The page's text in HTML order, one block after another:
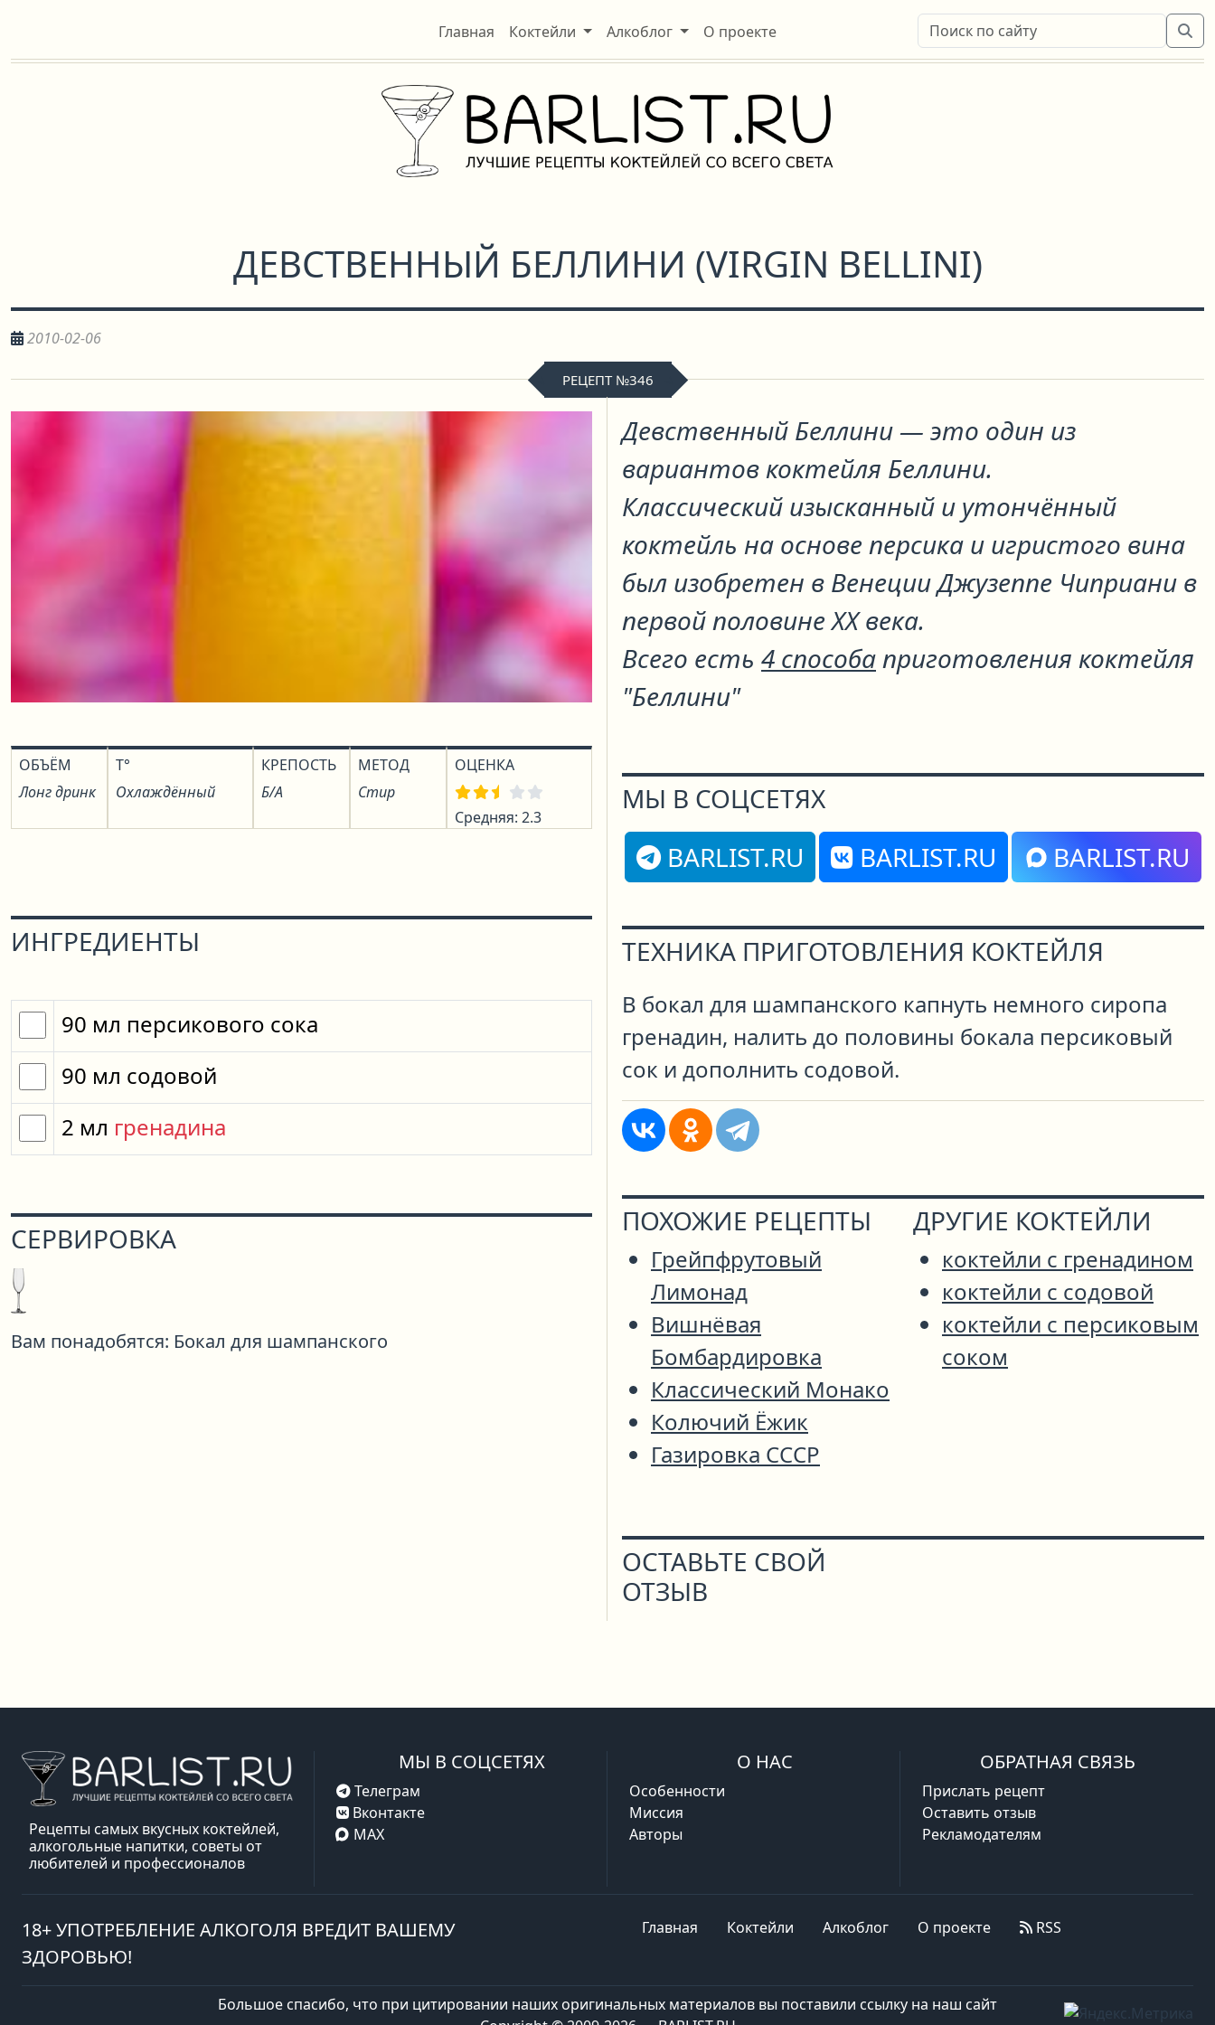
Главная Коктейли Алкоблог О проекте
ДЕВСТВЕННЫЙ БЕЛЛИНИ (VIRGIN BELLINI)
2010-02-06
РЕЦЕПТ №346
ОБЪЁМ
Лонг дринк
T°
Охлаждённый
КРЕПОСТЬ
Б/А
МЕТОД
Стир
ОЦЕНКА
Средняя: 2.3
ИНГРЕДИЕНТЫ
90 мл персикового сока
90 мл содовой
2 мл гренадина
СЕРВИРОВКА
Вам понадобятся: Бокал для шампанского
Девственный Беллини— это один из
вариантов коктейля Беллини.
Классический изысканный и утончённый
коктейль на основе персика и игристого вина
был изобретен в Венеции Джузеппе Чиприани в
первой половине XX века.
Всего есть 4 способаприготовления коктейля
"Беллини"
МЫ В СОЦСЕТЯХ
BARLIST.RU
BARLIST.RU BARLIST.RU
ТЕХНИКА ПРИГОТОВЛЕНИЯ КОКТЕЙЛЯ
В бокал для шампанского капнуть немного сиропа
гренадин, налить до половины бокала персиковый
сок и дополнить содовой.
ПОХОЖИЕ РЕЦЕПТЫ
Грейпфрутовый
Лимонад
Вишнёвая
Бомбардировка
Классический Монако
Колючий Ёжик
Газировка СССР
ДРУГИЕ КОКТЕЙЛИ
коктейли с гренадином
коктейли с содовой
коктейли с персиковым
соком
ОСТАВЬТЕ СВОЙ
ОТЗЫВ
Рецепты самых вкусных коктейлей,
алкогольные напитки, советы от
любителей и профессионалов
МЫ В СОЦСЕТЯХ
Телеграм
Вконтакте
MAX
О НАС
Особенности
Миссия
Авторы
ОБРАТНАЯ СВЯЗЬ
Прислать рецепт
Оставить отзыв
Рекламодателям
18+ УПОТРЕБЛЕНИЕ АЛКОГОЛЯ ВРЕДИТ ВАШЕМУ
ЗДОРОВЬЮ!
Главная Коктейли Алкоблог О проекте RSS
Большое спасибо, что при цитировании наших оригинальных материалов вы поставили ссылку на наш сайт